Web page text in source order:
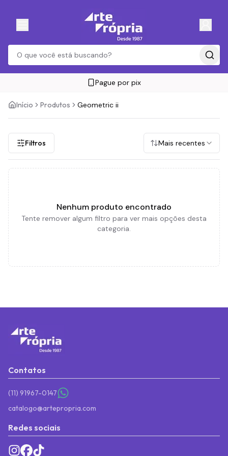
Pague por pix
Início Produtos Geometric ii
Filtros Mais recentes
Nenhum produto encontrado
Tente remover algum filtro para ver mais opções desta
categoria.
Contatos
(11) 91967-0147
catalogo@artepropria.com
Redes sociais